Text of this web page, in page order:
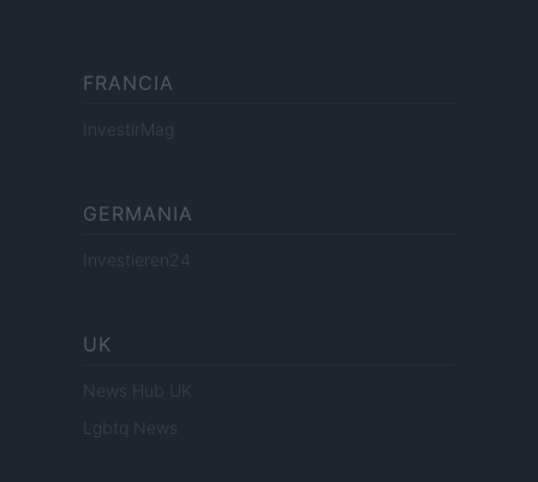
FRANCIA
InvestirMag
GERMANIA
Investieren24
UK
News Hub UK
Lgbtq News